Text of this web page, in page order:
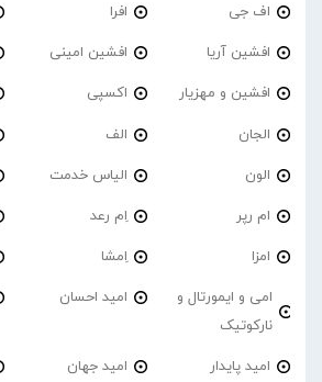
اف جی افرا
افشین آریا افشین امینی
افشین و مهزیار اکسپی
الجان الف
الون الیاس خدمت
ام رپر اِم رعد
امزا اِمشا
امی و ایمورتال و
نارکوتیک
امید احسان
امید پایدار امید جهان